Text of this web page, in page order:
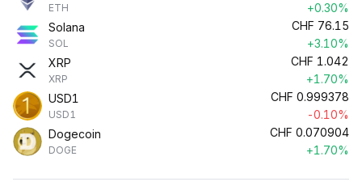
ETH
+0.30%
Solana
SOL
CHF 76.15
+3.10%
XRP
XRP
CHF 1.042
+1.70%
USD1
USD1
CHF 0.999378
-0.10%
Dogecoin
DOGE
CHF 0.070904
+1.70%